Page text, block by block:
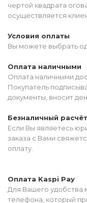
чертой квадрата
осуществляется
Условия оплаты
Вы можете выбрать
Оплата наличными
Оплата наличными
Покупатель
документы, вносит
Безналичный расчёт
Если Вы являетесь
заказа с Вами
оплату.
Оплата Kaspi Pay
Для Вашего удобства
телефона, который